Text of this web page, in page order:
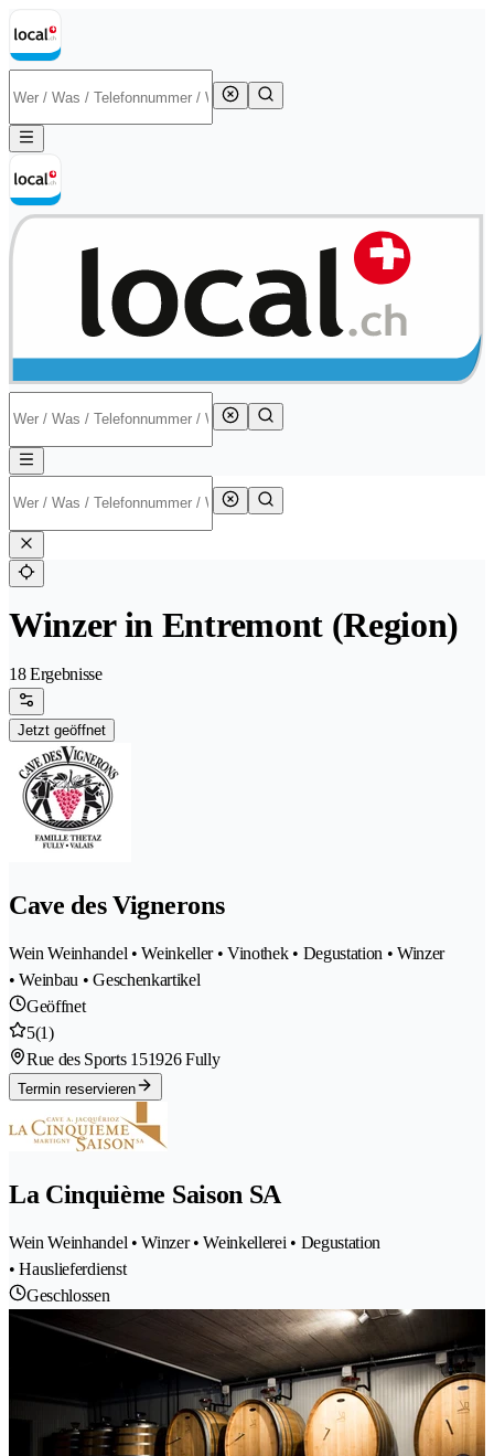
Winzer in Entremont (Region)
18 Ergebnisse
Jetzt geöffnet
Cave des Vignerons
Wein Weinhandel • Weinkeller • Vinothek • Degustation • Winzer
• Weinbau • Geschenkartikel
Geöffnet
5(1)
Rue des Sports 151926 Fully
Termin reservieren
La Cinquième Saison SA
Wein Weinhandel • Winzer • Weinkellerei • Degustation
• Hauslieferdienst
Geschlossen